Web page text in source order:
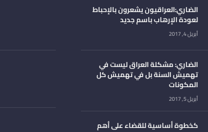
الضاري:العراقيون يشعرون بالإحباط
لعودة الإرهاب باسم جديد
أبريل 4, 2017
الضاري: مشكلة العراق ليست في
تهميش السنة بل في تهميش كل
المكونات
أبريل 5, 2017
كخطوة أساسية للقضاء على أهم